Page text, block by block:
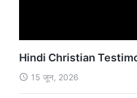
Hindi Christian
15 जून, 2026